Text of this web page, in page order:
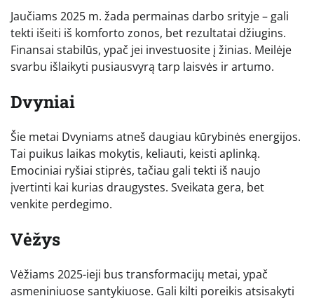
Jaučiams 2025 m. žada permainas darbo srityje – gali
tekti išeiti iš komforto zonos, bet rezultatai džiugins.
Finansai stabilūs, ypač jei investuosite į žinias. Meilėje
svarbu išlaikyti pusiausvyrą tarp laisvės ir artumo.
Dvyniai
Šie metai Dvyniams atneš daugiau kūrybinės energijos.
Tai puikus laikas mokytis, keliauti, keisti aplinką.
Emociniai ryšiai stiprės, tačiau gali tekti iš naujo
įvertinti kai kurias draugystes. Sveikata gera, bet
venkite perdegimo.
Vėžys
Vėžiams 2025-ieji bus transformacijų metai, ypač
asmeniniuose santykiuose. Gali kilti poreikis atsisakyti